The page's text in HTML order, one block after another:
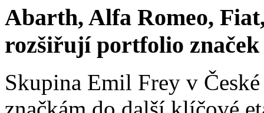
Abarth, Alfa Romeo,
rozšiřují portfolio
Skupina Emil Frey v